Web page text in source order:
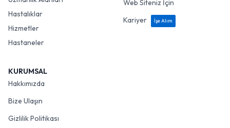
Hastalıklar
Hizmetler
Hastaneler
Web Siteniz İçin
Kariyer
İşe Alım
KURUMSAL
Hakkımızda
Bize Ulaşın
Gizlilik Politikası